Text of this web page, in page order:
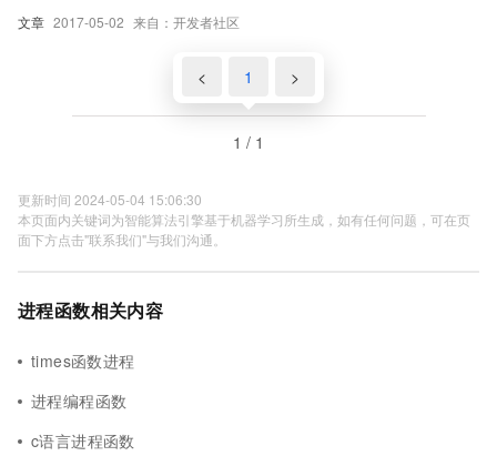
文章 2017-05-02 来自：开发者社区
< 1 >
1 / 1
更新时间 2024-05-04 15:06:30
本页面内关键词为智能算法引擎基于机器学习所生成，如有任何问题，可在页
面下方点击"联系我们"与我们沟通。
进程函数相关内容
times函数进程
进程编程函数
c语言进程函数